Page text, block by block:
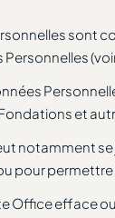
sont
et
notamment
pour
Office efface